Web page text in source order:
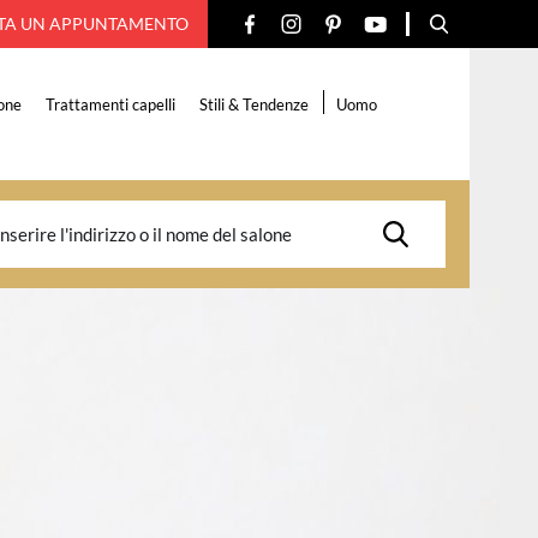
UN APPUNTAMENTO
Trattamenti capelli Stili & Tendenze Uomo